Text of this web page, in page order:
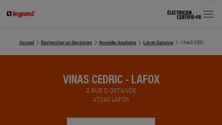
MENU
Accueil Rechercher un électricien Nouvelle-Aquitaine Lot-et-Garonne VINAS CEDRIC
VINAS CEDRIC - LAFOX
2 RUE D OSTANDE
47240 LAFOX